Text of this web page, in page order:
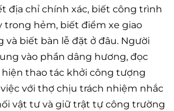
địa chỉ chính xác, biết công trình
trong hẻm, biết điểm xe giao
và biết bàn lễ đặt ở đâu. Người
vào phần dâng hương, đọc
thao tác khởi công tượng
với thợ chịu trách nhiệm nhắc
vật tư và giữ trật tự công trường